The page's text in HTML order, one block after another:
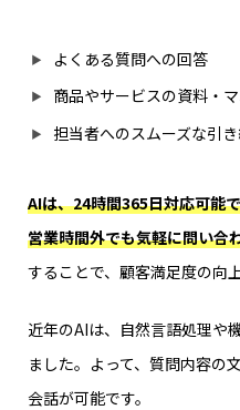
よくある質問への回答
商品やサービスの資料・
担当者へのスムーズな引
AIは、24時間365日対応可能
営業時間外でも気軽に問い合
することで、顧客満足度の向
近年のAIは、自然言語処理や
ました。よって、質問内容の
会話が可能です。